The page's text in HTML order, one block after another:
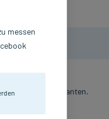
Schnittkanten.
messen